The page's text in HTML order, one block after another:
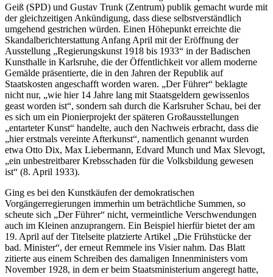
Geiß (SPD) und Gustav Trunk (Zentrum) publik gemacht wurde mit
der gleichzeitigen Ankündigung, dass diese selbstverständlich
umgehend gestrichen würden. Einen Höhepunkt erreichte die
Skandalberichterstattung Anfang April mit der Eröffnung der
Ausstellung „Regierungskunst 1918 bis 1933“ in der Badischen
Kunsthalle in Karlsruhe, die der Öffentlichkeit vor allem moderne
Gemälde präsentierte, die in den Jahren der Republik auf
Staatskosten angeschafft worden waren. „Der Führer“ beklagte
nicht nur, „wie hier 14 Jahre lang mit Staatsgeldern gewissenlos
geast worden ist“, sondern sah durch die Karlsruher Schau, bei der
es sich um ein Pionierprojekt der späteren Großausstellungen
„entarteter Kunst“ handelte, auch den Nachweis erbracht, dass die
„hier erstmals vereinte Afterkunst“, namentlich genannt wurden
etwa Otto Dix, Max Liebermann, Edvard Munch und Max Slevogt,
„ein unbestreitbarer Krebsschaden für die Volksbildung gewesen
ist“ (8. April 1933).
Ging es bei den Kunstkäufen der demokratischen
Vorgängerregierungen immerhin um beträchtliche Summen, so
scheute sich „Der Führer“ nicht, vermeintliche Verschwendungen
auch im Kleinen anzuprangern. Ein Beispiel hierfür bietet der am
19. April auf der Titelseite platzierte Artikel „Die Frühstücke der
bad. Minister“, der erneut Remmele ins Visier nahm. Das Blatt
zitierte aus einem Schreiben des damaligen Innenministers vom
November 1928, in dem er beim Staatsministerium angeregt hatte,